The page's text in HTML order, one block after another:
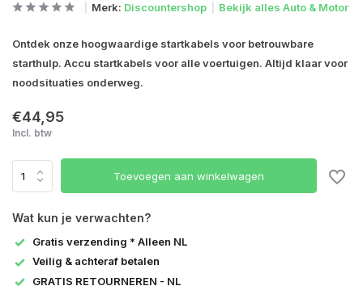
Merk: Discountershop Bekijk alles Auto & Motor
Ontdek onze hoogwaardige startkabels voor betrouwbare
starthulp. Accu startkabels voor alle voertuigen. Altijd klaar voor
noodsituaties onderweg.
€44,95
Incl. btw
Toevoegen aan winkelwagen
Wat kun je verwachten?
Gratis verzending * Alleen NL
Veilig & achteraf betalen
GRATIS RETOURNEREN - NL